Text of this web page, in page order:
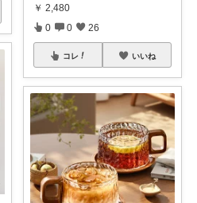
￥ 2,480
0 0 26
コレ いいね